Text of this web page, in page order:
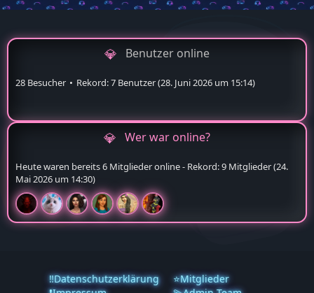
Benutzer online
28 Besucher Rekord: 7 Benutzer (28. Juni 2026 um 15:14)
Wer war online?
Heute waren bereits 6 Mitglieder online - Rekord: 9 Mitglieder (24.
Mai 2026 um 14:30)
‼️Datenschutzerklärung
⭐Mitglieder